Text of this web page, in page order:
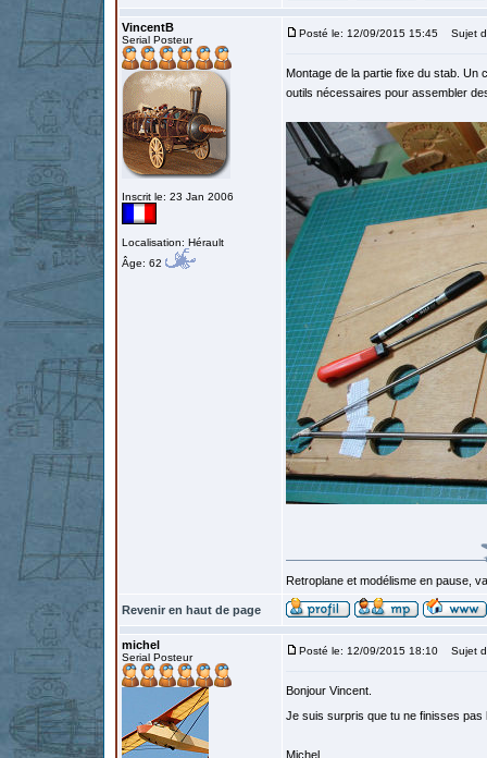
VincentB
Serial Posteur
Inscrit le: 23 Jan 2006
Localisation: Hérault
Âge: 62
Posté le: 12/09/2015 15:45 Sujet
Montage de la partie fixe du stab. Un
outils nécessaires pour assembler
Retroplane et modélisme en pause,
Revenir en haut de page
michel
Serial Posteur
Posté le: 12/09/2015 18:10 Sujet
Bonjour Vincent.
Je suis surpris que tu ne finisses
Michel